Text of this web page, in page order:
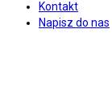
Kontakt
Napisz do nas